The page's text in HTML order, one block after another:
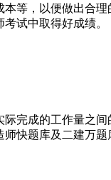
等，以便做出合
试中取得好成绩。
完成的工作量之
快题库及二建万